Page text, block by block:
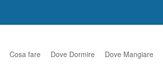
Cosa fare Dove Dormire Dove Mangiare